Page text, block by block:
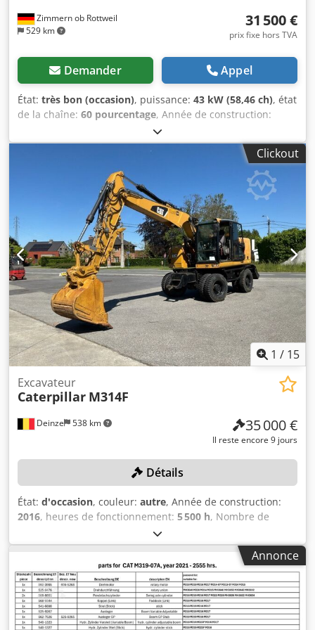
Zimmern ob Rottweil
529 km
31 500 €
prix fixe hors TVA
Demander Appel
État: très bon (occasion), puissance: 43 kW (58,46 ch), état
de la chaîne: 60 pourcentage, Année de construction:
, heures de fonctionnement:
chenilles en caoutchouc, climatisation, CATERPILLAR 308D
Année de fabrication : 2011 Heures de fonctionnement :
8 204 heures Cabine fermée Climatisation Radio Flèche
monobloc Longueur du bras : 2,20 m Dcsdjzrt Amepfx Alijk
Préparation pour marteau, grappin et ciseaux Système de
changement rapide OQ45 1 godet – largeur 750 mm Trains
de roulement en bon état (environ 60 %) Plaques de
châssis, largeur 450 mm Support de lame Moteur
Mitsubishi de 43 kW Conformité CE Poids en ordre de
marche : 8,5 tonnes.
Clickout
1 / 15
Deinze 538 km
Excavateur
Caterpillar M314F
35 000 €
Il reste encore 9 jours
Détails
État: d'occasion, couleur: autre, Année de construction:
2016, heures de fonctionnement: 5 500 h, Nombre de
cylindres : 4 Poids à vide : 15 320 kg Largeur : 255 cm
Système de changement rapide : oui Numéro de série :
CF4A00262 Certificat d’immatriculation, parties 1 et 2 : oui
Date de la première immatriculation : 03.03.2025 Heures
de fonctionnement : 5 500 heures Moteur : Caterpillar C4,4
Nombre de cylindres : 4 cylindres Puissance : 110 kW
Capacité de la benne : 0,53 m³ Profondeur de creusement :
Annonce